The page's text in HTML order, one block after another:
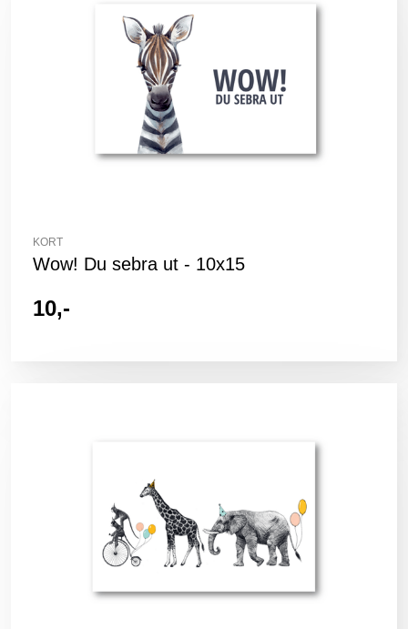
KORT
Wow! Du sebra ut - 10x15
10,-